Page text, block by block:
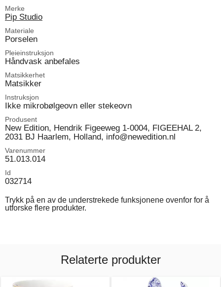
Merke
Pip Studio
Materiale
Porselen
Pleieinstruksjon
Håndvask anbefales
Matsikkerhet
Matsikker
Instruksjon
Ikke mikrobølgeovn eller stekeovn
Produsent
New Edition, Hendrik Figeeweg 1-0004, FIGEEHAL 2,
2031 BJ Haarlem, Holland, info@newedition.nl
Varenummer
51.013.014
Id
032714
Trykk på en av de understrekede funksjonene ovenfor for å
utforske flere produkter.
Relaterte produkter